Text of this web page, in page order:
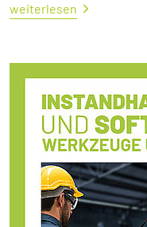
weiterlesen